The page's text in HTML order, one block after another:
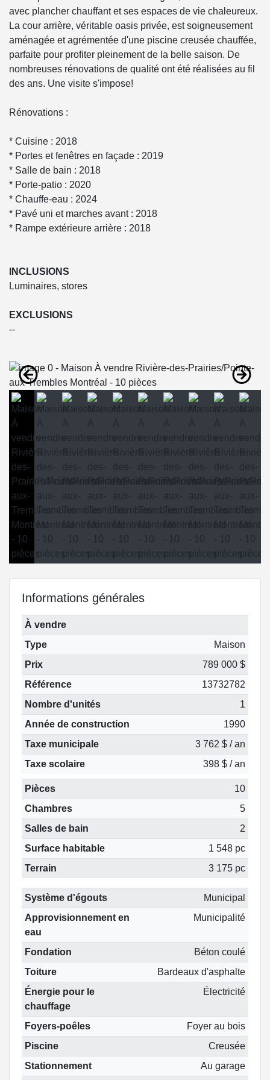
avec plancher chauffant et ses espaces de vie chaleureux.
La cour arrière, véritable oasis privée, est soigneusement
aménagée et agrémentée d'une piscine creusée chauffée,
parfaite pour profiter pleinement de la belle saison. De
nombreuses rénovations de qualité ont été réalisées au fil
des ans. Une visite s'impose!
Rénovations :
* Cuisine : 2018
* Portes et fenêtres en façade : 2019
* Salle de bain : 2018
* Porte-patio : 2020
* Chauffe-eau : 2024
* Pavé uni et marches avant : 2018
* Rampe extérieure arrière : 2018
INCLUSIONS
Luminaires, stores
EXCLUSIONS
--
Informations générales
À vendre
Type
Maison
Prix
789 000 $
Référence
13732782
Nombre d'unités
1
Année de construction
1990
Taxe municipale
3 762 $ / an
Taxe scolaire
398 $ / an
Pièces
10
Chambres
5
Salles de bain
2
Surface habitable
1 548 pc
Terrain
3 175 pc
Système d'égouts
Municipal
Approvisionnement en
eau
Municipalité
Fondation
Béton coulé
Toiture
Bardeaux d'asphalte
Énergie pour le
chauffage
Électricité
Foyers-poêles
Foyer au bois
Piscine
Creusée
Stationnement
Au garage